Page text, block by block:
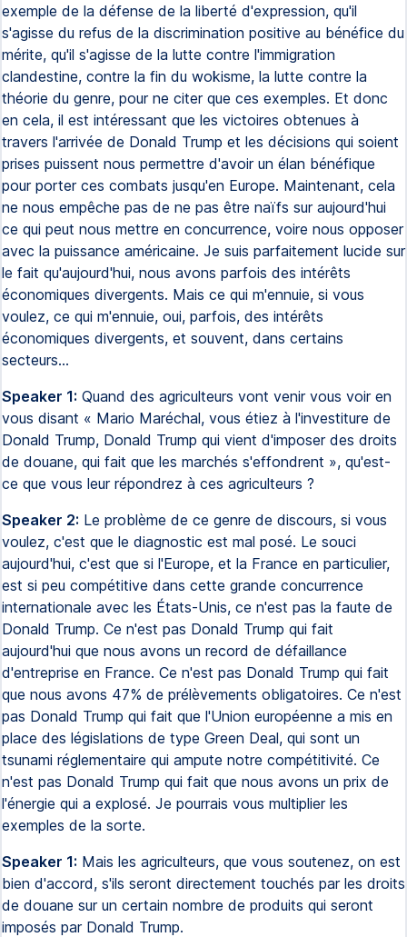
exemple de la défense de la liberté d'expression, qu'il
s'agisse du refus de la discrimination positive au bénéfice du
mérite, qu'il s'agisse de la lutte contre l'immigration
clandestine, contre la fin du wokisme, la lutte contre la
théorie du genre, pour ne citer que ces exemples. Et donc
en cela, il est intéressant que les victoires obtenues à
travers l'arrivée de Donald Trump et les décisions qui soient
prises puissent nous permettre d'avoir un élan bénéfique
pour porter ces combats jusqu'en Europe. Maintenant, cela
ne nous empêche pas de ne pas être naïfs sur aujourd'hui
ce qui peut nous mettre en concurrence, voire nous opposer
avec la puissance américaine. Je suis parfaitement lucide sur
le fait qu'aujourd'hui, nous avons parfois des intérêts
économiques divergents. Mais ce qui m'ennuie, si vous
voulez, ce qui m'ennuie, oui, parfois, des intérêts
économiques divergents, et souvent, dans certains
secteurs...
Speaker 1: Quand des agriculteurs vont venir vous voir en
vous disant « Mario Maréchal, vous étiez à l'investiture de
Donald Trump, Donald Trump qui vient d'imposer des droits
de douane, qui fait que les marchés s'effondrent », qu'est-
ce que vous leur répondrez à ces agriculteurs ?
Speaker 2: Le problème de ce genre de discours, si vous
voulez, c'est que le diagnostic est mal posé. Le souci
aujourd'hui, c'est que si l'Europe, et la France en particulier,
est si peu compétitive dans cette grande concurrence
internationale avec les États-Unis, ce n'est pas la faute de
Donald Trump. Ce n'est pas Donald Trump qui fait
aujourd'hui que nous avons un record de défaillance
d'entreprise en France. Ce n'est pas Donald Trump qui fait
que nous avons 47% de prélèvements obligatoires. Ce n'est
pas Donald Trump qui fait que l'Union européenne a mis en
place des législations de type Green Deal, qui sont un
tsunami réglementaire qui ampute notre compétitivité. Ce
n'est pas Donald Trump qui fait que nous avons un prix de
l'énergie qui a explosé. Je pourrais vous multiplier les
exemples de la sorte.
Speaker 1: Mais les agriculteurs, que vous soutenez, on est
bien d'accord, s'ils seront directement touchés par les droits
de douane sur un certain nombre de produits qui seront
imposés par Donald Trump.